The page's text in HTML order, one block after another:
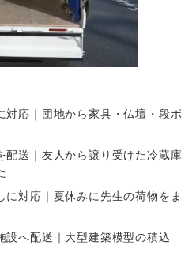
対応｜団地から家具・仏壇・段ボ
配送｜友人から譲り受けた冷蔵庫
対応｜夏休みに先生の荷物をま
設へ配送｜大型建築模型の積込